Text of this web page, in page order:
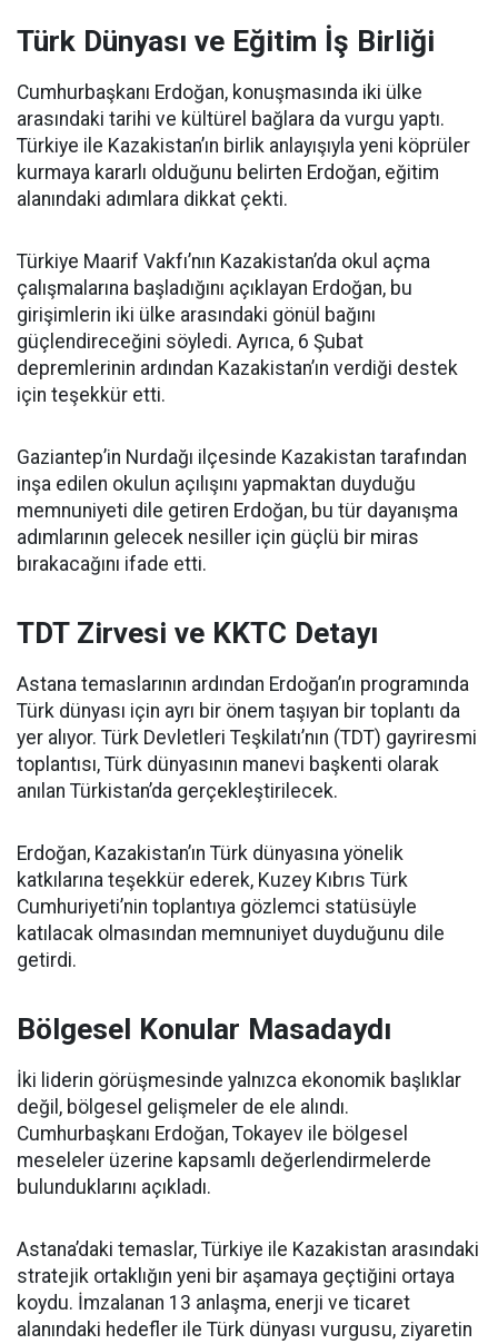
Türk Dünyası ve Eğitim İş Birliği
Cumhurbaşkanı Erdoğan, konuşmasında iki ülke
arasındaki tarihi ve kültürel bağlara da vurgu yaptı.
Türkiye ile Kazakistan’ın birlik anlayışıyla yeni köprüler
kurmaya kararlı olduğunu belirten Erdoğan, eğitim
alanındaki adımlara dikkat çekti.
Türkiye Maarif Vakfı’nın Kazakistan’da okul açma
çalışmalarına başladığını açıklayan Erdoğan, bu
girişimlerin iki ülke arasındaki gönül bağını
güçlendireceğini söyledi. Ayrıca, 6 Şubat
depremlerinin ardından Kazakistan’ın verdiği destek
için teşekkür etti.
Gaziantep’in Nurdağı ilçesinde Kazakistan tarafından
inşa edilen okulun açılışını yapmaktan duyduğu
memnuniyeti dile getiren Erdoğan, bu tür dayanışma
adımlarının gelecek nesiller için güçlü bir miras
bırakacağını ifade etti.
TDT Zirvesi ve KKTC Detayı
Astana temaslarının ardından Erdoğan’ın programında
Türk dünyası için ayrı bir önem taşıyan bir toplantı da
yer alıyor. Türk Devletleri Teşkilatı’nın (TDT) gayriresmi
toplantısı, Türk dünyasının manevi başkenti olarak
anılan Türkistan’da gerçekleştirilecek.
Erdoğan, Kazakistan’ın Türk dünyasına yönelik
katkılarına teşekkür ederek, Kuzey Kıbrıs Türk
Cumhuriyeti’nin toplantıya gözlemci statüsüyle
katılacak olmasından memnuniyet duyduğunu dile
getirdi.
Bölgesel Konular Masadaydı
İki liderin görüşmesinde yalnızca ekonomik başlıklar
değil, bölgesel gelişmeler de ele alındı.
Cumhurbaşkanı Erdoğan, Tokayev ile bölgesel
meseleler üzerine kapsamlı değerlendirmelerde
bulunduklarını açıkladı.
Astana’daki temaslar, Türkiye ile Kazakistan arasındaki
stratejik ortaklığın yeni bir aşamaya geçtiğini ortaya
koydu. İmzalanan 13 anlaşma, enerji ve ticaret
alanındaki hedefler ile Türk dünyası vurgusu, ziyaretin